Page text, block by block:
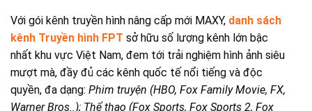
Với gói kênh truyền hình nâng cấp mới MAXY, danh sách
kênh Truyền hình FPT sở hữu số lượng kênh lớn bậc
nhất khu vực Việt Nam, đem tới trải nghiệm hình ảnh siêu
mượt mà, đầy đủ các kênh quốc tế nổi tiếng và độc
quyền, đa dạng: Phim truyện (HBO, Fox Family Movie, FX,
Warner Bros..); Thể thao (Fox Sports, Fox Sports 2, Fox